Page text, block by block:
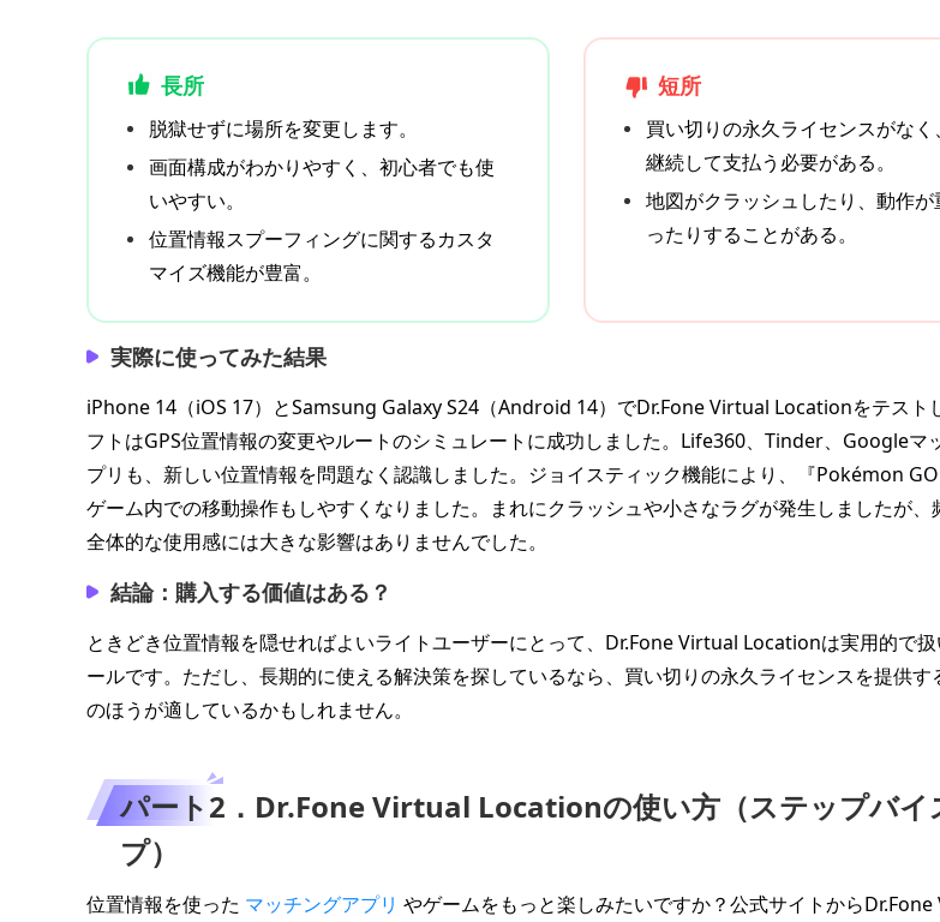
長所
脱獄せずに場所を変更します。
画面構成がわかりやすく、初心者でも使
いやすい。
位置情報スプーフィングに関するカスタ
マイズ機能が豊富。
短所
買い切りの永久ライセンスがなく
継続して支払う必要がある。
地図がクラッシュしたり、動作が
ったりすることがある。
実際に使ってみた結果
iPhone 14（iOS 17）とSamsung Galaxy S24（Android 14）でDr.Fone Virtual Locationをテスト
フトはGPS位置情報の変更やルートのシミュレートに成功しました。Life360、Tinder、Googleマ
プリも、新しい位置情報を問題なく認識しました。ジョイスティック機能により、『Pokémon
ゲーム内での移動操作もしやすくなりました。まれにクラッシュや小さなラグが発生しましたが、
全体的な使用感には大きな影響はありませんでした。
結論：購入する価値はある？
ときどき位置情報を隠せればよいライトユーザーにとって、Dr.Fone Virtual Locationは実用的で
ールです。ただし、長期的に使える解決策を探しているなら、買い切りの永久ライセンスを提供す
のほうが適しているかもしれません。
パート2．Dr.Fone Virtual Locationの使い方（ステップバイ
プ）
位置情報を使った マッチングアプリ やゲームをもっと楽しみたいですか？公式サイトから